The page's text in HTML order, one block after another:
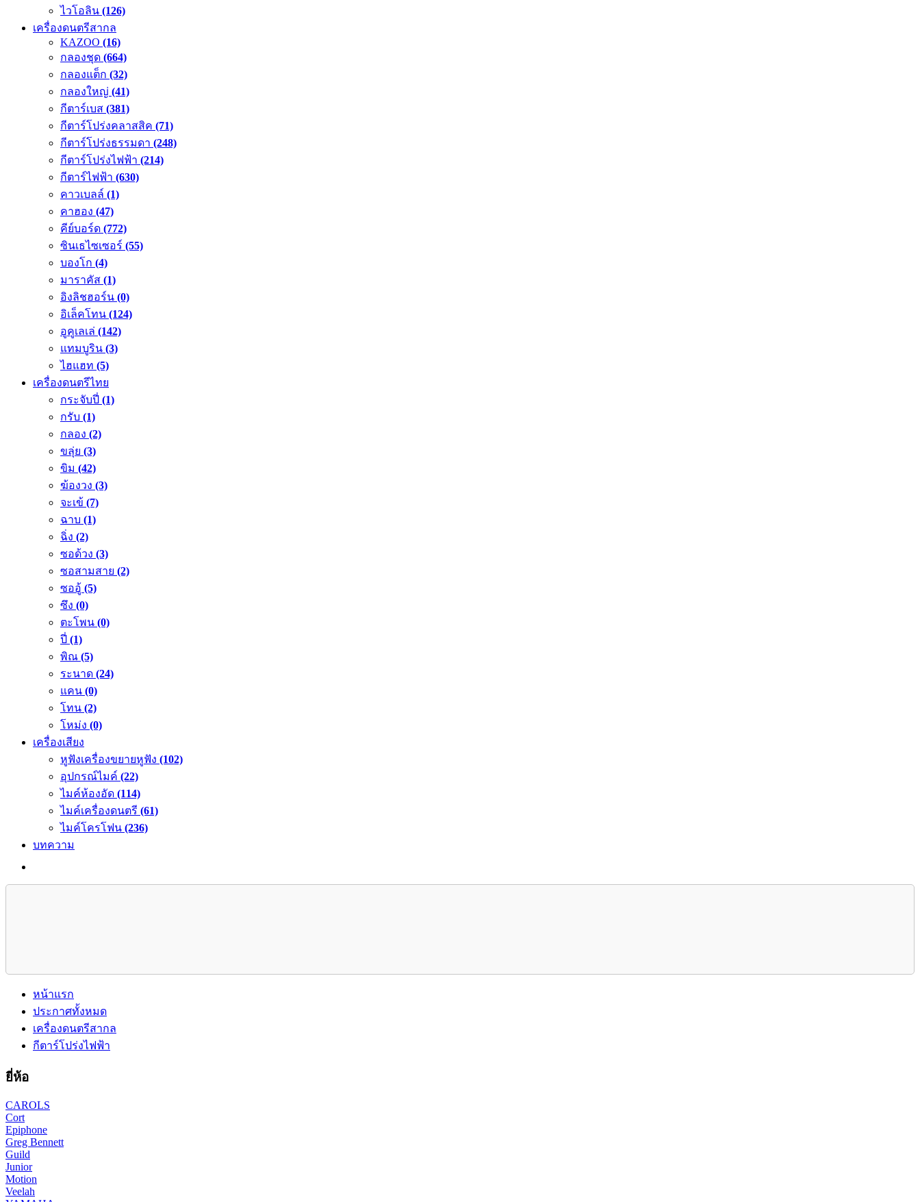
ไวโอลิน (126)
เครื่องดนตรีสากล
KAZOO (16)
กลองชุด (664)
กลองแต็ก (32)
กลองใหญ่ (41)
กีตาร์เบส (381)
กีตาร์โปร่งคลาสสิค (71)
กีตาร์โปร่งธรรมดา (248)
กีตาร์โปร่งไฟฟ้า (214)
กีตาร์ไฟฟ้า (630)
คาวเบลล์ (1)
คาฮอง (47)
คีย์บอร์ด (772)
ซินเธไซเซอร์ (55)
บองโก (4)
มาราคัส (1)
อิงลิชฮอร์น (0)
อิเล็คโทน (124)
อูคูเลเล่ (142)
แทมบูริน (3)
ไฮแฮท (5)
เครื่องดนตรีไทย
กระจับปี่ (1)
กรับ (1)
กลอง (2)
ขลุ่ย (3)
ขิม (42)
ฆ้องวง (3)
จะเข้ (7)
ฉาบ (1)
ฉิ่ง (2)
ซอด้วง (3)
ซอสามสาย (2)
ซออู้ (5)
ซึง (0)
ตะโพน (0)
ปี่ (1)
พิณ (5)
ระนาด (24)
แคน (0)
โทน (2)
โหม่ง (0)
เครื่องเสียง
หูฟังเครื่องขยายหูฟัง (102)
อุปกรณ์ไมค์ (22)
ไมค์ห้องอัด (114)
ไมค์เครื่องดนตรี (61)
ไมค์โครโฟน (236)
บทความ
หน้าแรก
ประกาศทั้งหมด
เครื่องดนตรีสากล
กีตาร์โปร่งไฟฟ้า
ยี่ห้อ
CAROLS
Cort
Epiphone
Greg Bennett
Guild
Junior
Motion
Veelah